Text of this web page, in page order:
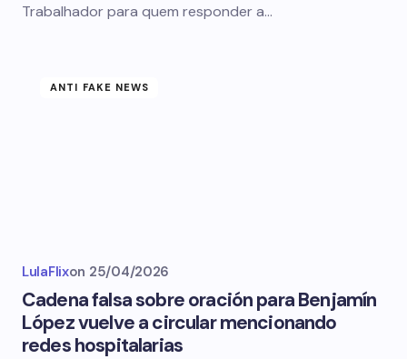
Trabalhador para quem responder a…
ANTI FAKE NEWS
LulaFlixon 25/04/2026
Cadena falsa sobre oración para Benjamín
López vuelve a circular mencionando
redes hospitalarias